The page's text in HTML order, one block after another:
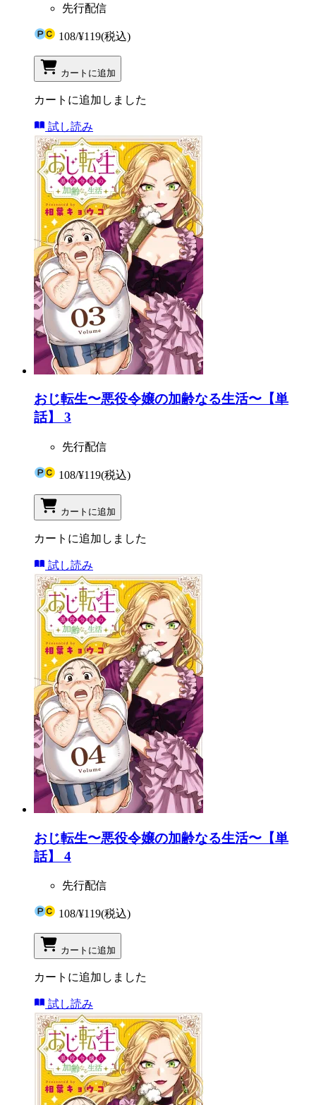
先行配信
108/¥119(税込)
カートに追加
カートに追加しました
試し読み
おじ転生〜悪役令嬢の加齢なる生活〜【単
話】 3
先行配信
108/¥119(税込)
カートに追加
カートに追加しました
試し読み
おじ転生〜悪役令嬢の加齢なる生活〜【単
話】 4
先行配信
108/¥119(税込)
カートに追加
カートに追加しました
試し読み